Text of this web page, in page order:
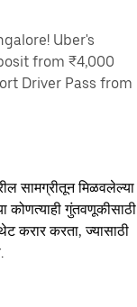
Uber's
from ₹4,000
Driver Pass from
सामग्रीतून मिळवलेल्या
कोणत्याही गुंतवणूकीसाठी
करार करता, ज्यासाठी